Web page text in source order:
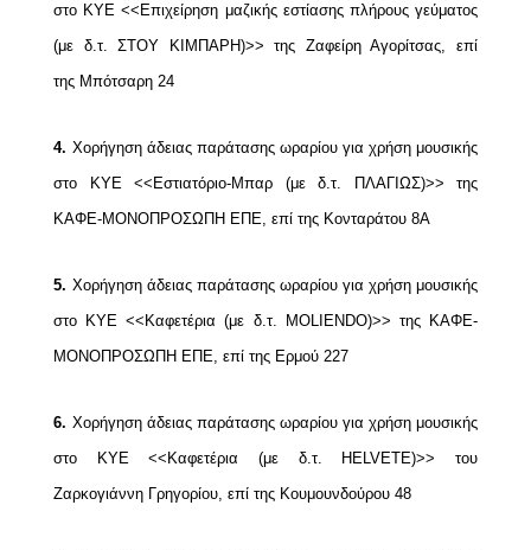
στο ΚΥΕ <<Επιχείρηση μαζικής εστίασης πλήρους γεύματος
(με δ.τ. ΣΤΟΥ ΚΙΜΠΑΡΗ)>> της Ζαφείρη Αγορίτσας, επί
της Μπότσαρη 24
4. Χορήγηση άδειας παράτασης ωραρίου για χρήση μουσικής
στο ΚΥΕ <<Εστιατόριο-Μπαρ (με δ.τ. ΠΛΑΓΙΩΣ)>> της
ΚΑΦΕ-ΜΟΝΟΠΡΟΣΩΠΗ ΕΠΕ, επί της Κονταράτου 8Α
5. Χορήγηση άδειας παράτασης ωραρίου για χρήση μουσικής
στο ΚΥΕ <<Καφετέρια (με δ.τ.
MOLIENDO)>> της ΚΑΦΕ-
ΜΟΝΟΠΡΟΣΩΠΗ ΕΠΕ, επί της Ερμού 227
6. Χορήγηση άδειας παράτασης ωραρίου για χρήση μουσικής
στο ΚΥΕ <<Καφετέρια (με δ.τ.
HELVETE)>> του
Ζαρκογιάννη Γρηγορίου, επί της Κουμουνδούρου 48